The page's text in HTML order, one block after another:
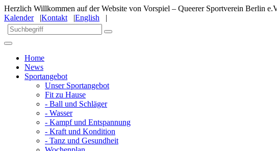
Herzlich Willkommen auf der Website von Vorspiel – Queerer Sportverein Berlin
Kalender|Kontakt |English |
Home
News
Sportangebot
Unser Sportangebot
Fit zu Hause
- Ball und Schläger
- Wasser
- Kampf und Entspannung
- Kraft und Kondition
- Tanz und Gesundheit